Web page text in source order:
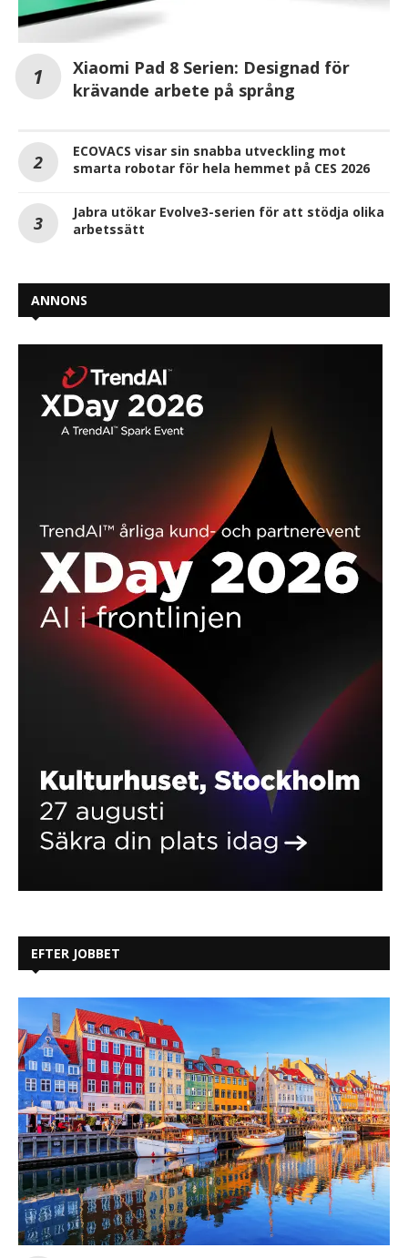
Xiaomi Pad 8 Serien: Designad för
krävande arbete på språng
ECOVACS visar sin snabba utveckling mot
smarta robotar för hela hemmet på CES 2026
Jabra utökar Evolve3-serien för att stödja olika
arbetssätt
ANNONS
EFTER JOBBET